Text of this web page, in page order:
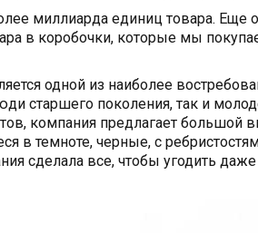
миллиарда единиц товара. Еще
в коробочки, которые мы
одной из наиболее
старшего поколения, так и
компания предлагает большой
в темноте, черные, с
сделала все, чтобы угодить